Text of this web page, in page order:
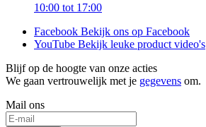
10:00 tot 17:00
Facebook Bekijk ons op Facebook
YouTube Bekijk leuke product video's
Blijf op de hoogte van onze acties
We gaan vertrouwelijk met je gegevens om.
Mail ons